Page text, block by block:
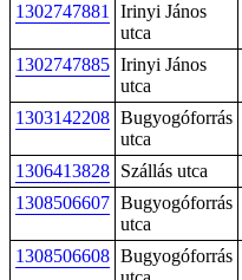
1302747881
Irinyi János
utca
1302747885 Irinyi János
utca
1303142208 Bugyogóforrás
utca
1306413828 Szállás utca
1308506607 Bugyogóforrás
utca
1308506608 Bugyogóforrás